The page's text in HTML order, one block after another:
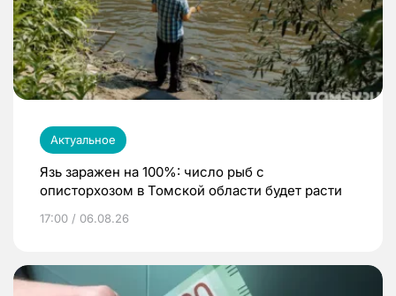
Актуальное
Язь заражен на 100%: число рыб с
описторхозом в Томской области будет расти
17:00 / 06.08.26